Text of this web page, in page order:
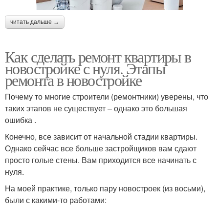
читать дальше →
Как сделать ремонт квартиры в
новостройке с нуля. Этапы
ремонта в новостройке
Почему то многие строители (ремонтники) уверены, что
таких этапов не существует – однако это большая
ошибка .
Конечно, все зависит от начальной стадии квартиры.
Однако сейчас все больше застройщиков вам сдают
просто голые стены. Вам приходится все начинать с
нуля.
На моей практике, только пару новостроек (из восьми),
были с какими-то работами: